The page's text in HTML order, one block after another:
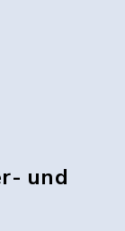
und